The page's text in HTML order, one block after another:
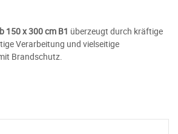
150 x 300 cm B1 überzeugt durch kräftige
Verarbeitung und vielseitige
Brandschutz.